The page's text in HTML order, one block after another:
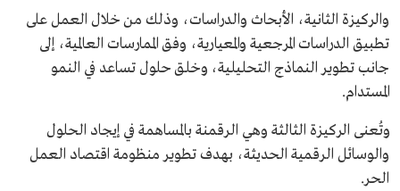
والركيزة الثانية، الأبحاث والدراسات، وذلك من خلال العمل على
تطبيق الدراسات المرجعية والمعيارية، وفق الممارسات العالمية، إلى
جانب تطوير النماذج التحليلية، وخلق حلول تساعد في النمو
المستدام.
وتُعنى الركيزة الثالثة وهي الرقمنة بالمساهمة في إيجاد الحلول
والوسائل الرقمية الحديثة، بهدف تطوير منظومة اقتصاد العمل
الحر.